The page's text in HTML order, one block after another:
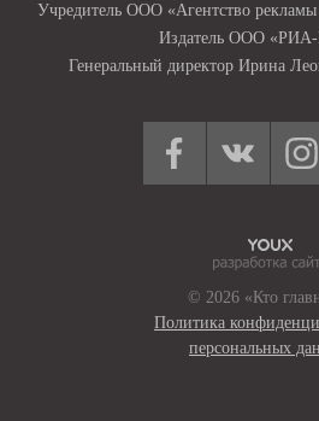
Учредитель ООО «Агентство
Издатель ООО
Генеральный директор Ирина
© 2026 «Кто
Политика
персональных